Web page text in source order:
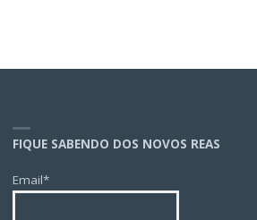
FIQUE SABENDO DOS NOVOS REAS
Email*